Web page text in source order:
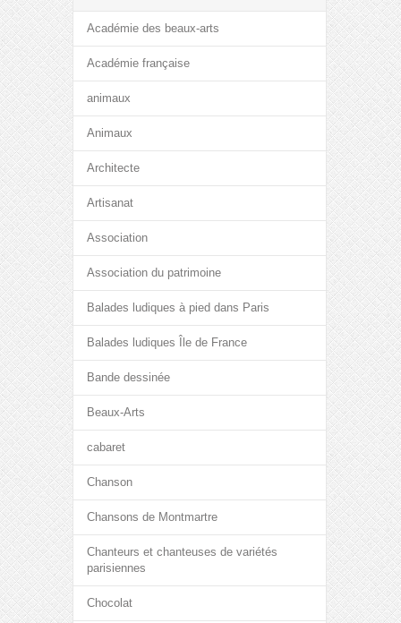
Académie des beaux-arts
Académie française
animaux
Animaux
Architecte
Artisanat
Association
Association du patrimoine
Balades ludiques à pied dans Paris
Balades ludiques Île de France
Bande dessinée
Beaux-Arts
cabaret
Chanson
Chansons de Montmartre
Chanteurs et chanteuses de variétés
parisiennes
Chocolat